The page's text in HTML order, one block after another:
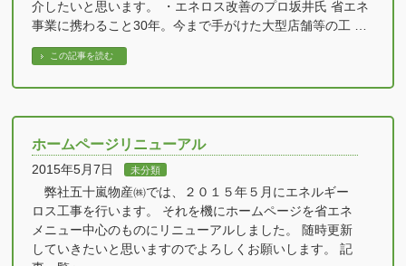
介したいと思います。 ・エネロス改善のプロ坂井氏 省エネ
事業に携わること30年。今まで手がけた大型店舗等の工 …
この記事を読む
ホームページリニューアル
2015年5月7日 未分類
弊社五十嵐物産㈱では、２０１５年５月にエネルギー
ロス工事を行います。 それを機にホームページを省エネ
メニュー中心のものにリニューアルしました。 随時更新
していきたいと思いますのでよろしくお願いします。 記